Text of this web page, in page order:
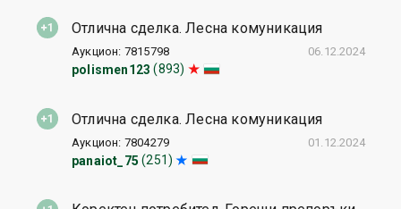
Отлична сделка. Лесна комуникация
polismen123 (893)
Аукцион: 7815798 06.12.2024
Отлична сделка. Лесна комуникация
panaiot_75 (251)
Аукцион: 7804279 01.12.2024